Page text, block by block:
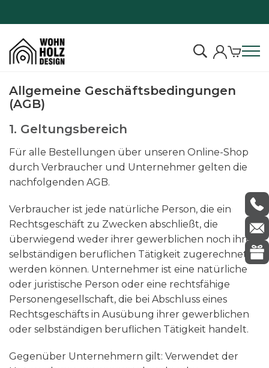
Allgemeine Geschäftsbedingungen
(AGB)
1. Geltungsbereich
Für alle Bestellungen über unseren Online-Shop
durch Verbraucher und Unternehmer gelten die
nachfolgenden AGB.
Verbraucher ist jede natürliche Person, die ein
Rechtsgeschäft zu Zwecken abschließt, die
überwiegend weder ihrer gewerblichen noch ihrer
selbständigen beruflichen Tätigkeit zugerechnet
werden können. Unternehmer ist eine natürliche
oder juristische Person oder eine rechtsfähige
Personengesellschaft, die bei Abschluss eines
Rechtsgeschäfts in Ausübung ihrer gewerblichen
oder selbständigen beruflichen Tätigkeit handelt.
Gegenüber Unternehmern gilt: Verwendet der